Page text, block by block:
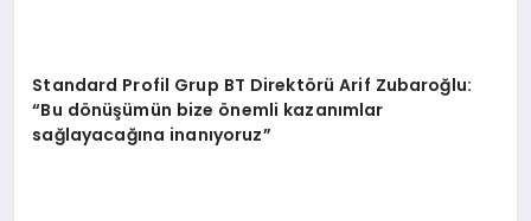
Standard Profil Grup BT Direktörü Arif Zubaroğlu:
“Bu dönüşümün bize önemli kazanımlar
sağlayacağına inanıyoruz”